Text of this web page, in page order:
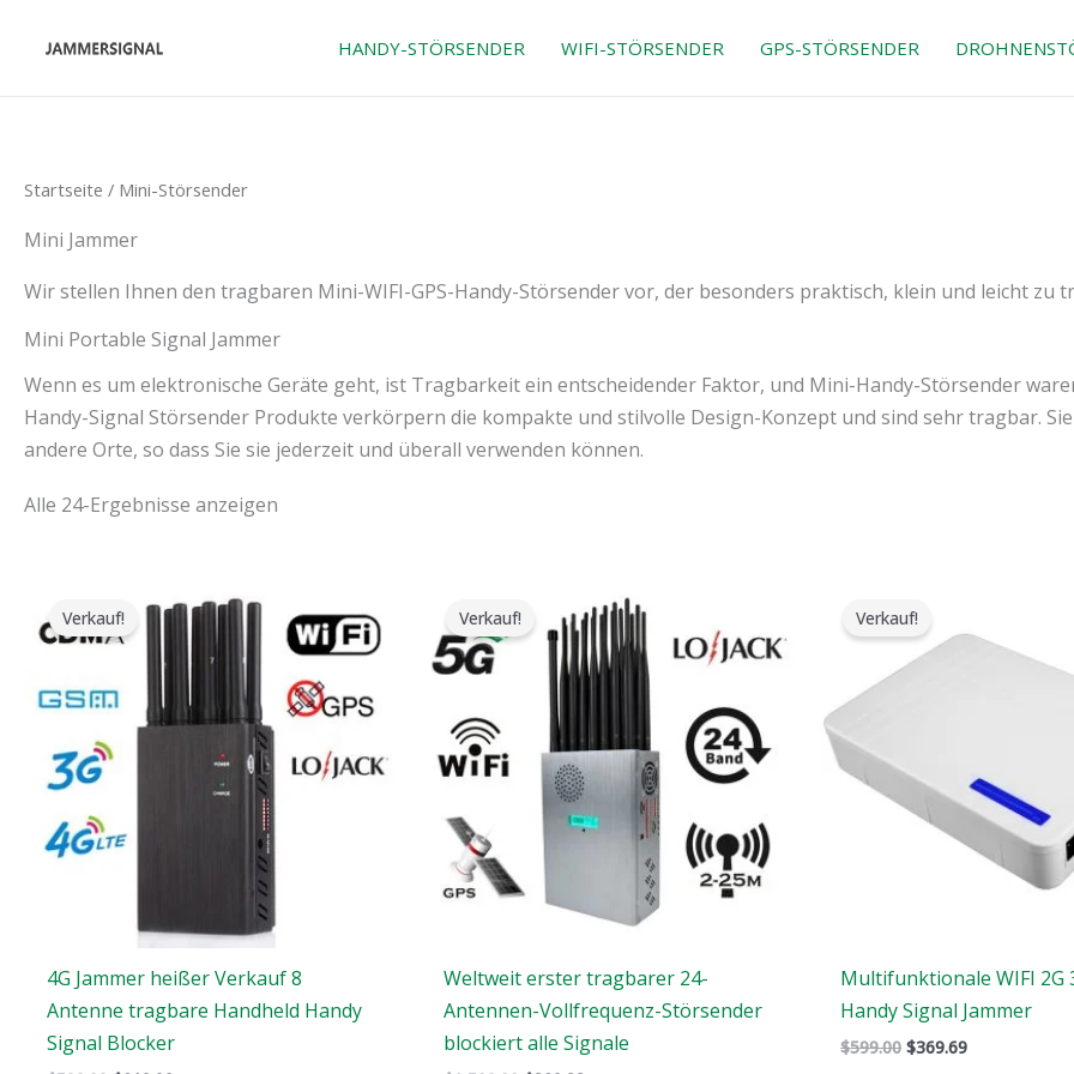
Inhalt
HANDY-STÖRSENDER WIFI-STÖRSENDER GPS-STÖRSENDER
Startseite / Mini-Störsender
Mini Jammer
Wir stellen Ihnen den tragbaren Mini-WIFI-GPS-Handy-Störsender vor, der besonders praktisch, klein und leicht zu
Mini Portable Signal Jammer
Wenn es um elektronische Geräte geht, ist Tragbarkeit ein entscheidender Faktor, und Mini-Handy-Störsender
Handy-Signal Störsender Produkte verkörpern die kompakte und stilvolle Design-Konzept und sind sehr tragbar.
andere Orte, so dass Sie sie jederzeit und überall verwenden können.
Alle 24-Ergebnisse anzeigen
Verkauf!
4G Jammer heißer Verkauf 8
Antenne tragbare Handheld Handy
Signal Blocker
ursprüngliche
Preis
war:
$599.00.
aktuelle
Preis
ist:
$219.99.
Verkauf!
Weltweit erster tragbarer 24-
Antennen-Vollfrequenz-Störsender
blockiert alle Signale
ursprüngliche
Preis
war:
$1,599.00.
aktuelle
Preis
ist:
$829.88.
Verkauf!
Multifunktionale WIFI 2G
Handy Signal Jammer
$599.00
Preis
war:
$599.00.
$369.69
ist: